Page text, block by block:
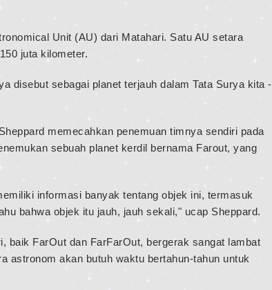
Unit (AU) dari Matahari. Satu AU setara
juta kilometer.
disebut sebagai planet terjauh dalam Tata Surya kita -
memecahkan penemuan timnya sendiri pada
sebuah planet kerdil bernama Farout, yang
informasi banyak tentang objek ini, termasuk
bahwa objek itu jauh, jauh sekali," ucap Sheppard.
baik FarOut dan FarFarOut, bergerak sangat lambat
astronom akan butuh waktu bertahun-tahun untuk